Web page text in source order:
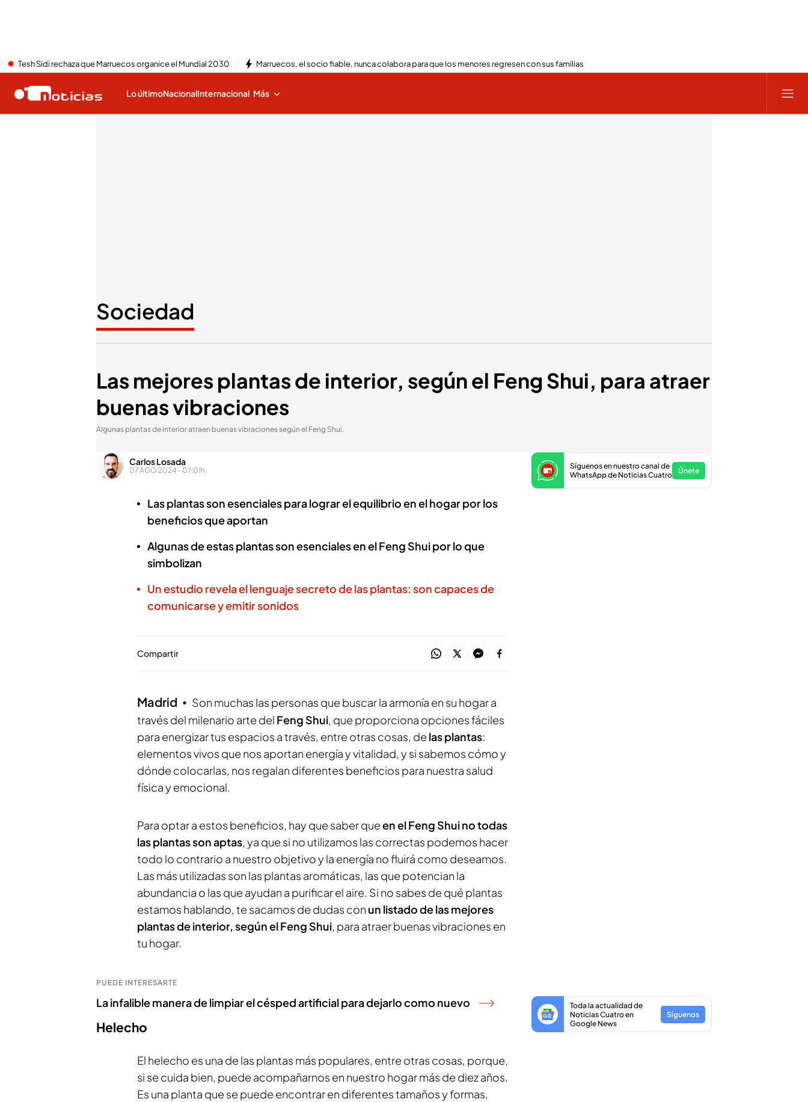
Tesh Sidi rechaza que Marruecos organice el Mundial 2030 Marruecos, el socio fiable, nunca colabora para que los menores regresen con sus familias
Lo últimoNacionalInternacional Más
Sociedad
Las mejores plantas de interior, según el Feng Shui, para atraer
buenas vibraciones
Algunas plantas de interior atraen buenas vibraciones según el Feng Shui.
Carlos Losada
07 AGO 2024 - 07:01h.
Las plantas son esenciales para lograr el equilibrio en el hogar por los
beneficios que aportan
Algunas de estas plantas son esenciales en el Feng Shui por lo que
simbolizan
Un estudio revela el lenguaje secreto de las plantas: son capaces de
comunicarse y emitir sonidos
Compartir
Madrid
Son muchas las personas que buscar la armonía en su hogar a
través del milenario arte del Feng Shui, que proporciona opciones fáciles
para energizar tus espacios a través, entre otras cosas, de las plantas:
elementos vivos que nos aportan energía y vitalidad, y si sabemos cómo y
dónde colocarlas, nos regalan diferentes beneficios para nuestra salud
física y emocional.
Para optar a estos beneficios, hay que saber queen el Feng Shui no todas
las plantas son aptas, ya que si no utilizamos las correctas podemos hacer
todo lo contrario a nuestro objetivo y la energía no fluirá como deseamos.
Las más utilizadas son las plantas aromáticas, las que potencian la
abundancia o las que ayudan a purificar el aire. Si no sabes de qué plantas
estamos hablando, te sacamos de dudas con un listado de las mejores
plantas de interior, según el Feng Shui, para atraer buenas vibraciones en
tu hogar.
PUEDE INTERESARTE
La infalible manera de limpiar el césped artificial para dejarlo como nuevo
Helecho
El helecho es una de las plantas más populares, entre otras cosas, porque,
si se cuida bien, puede acompañarnos en nuestro hogar más de diez años.
Es una planta que se puede encontrar en diferentes tamaños y formas,
Síguenos en nuestro canal de
WhatsApp de Noticias Cuatro
Únete
Toda la actualidad de
Noticias Cuatro en
Google News
Síguenos